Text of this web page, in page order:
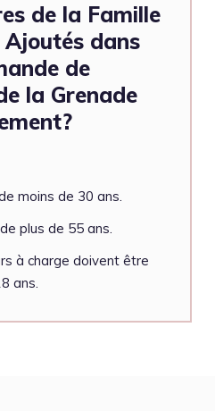
de la Famille
dans
de
la Grenade
moins de 30 ans.
plus de 55 ans.
à charge doivent être
ans.